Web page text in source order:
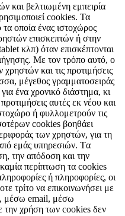
και βελτιωμένη εμπειρία
cookies. Τα
τα οποία ένας ιστοχώρος
επισκεπτών ή στην
κλπ) όταν επισκέπτονται
Με τον τρόπο αυτό, ο
χρηστών και τις προτιμήσεις
μέγεθος γραμματοσειράς
ένα χρονικό διάστημα, κι
αυτές εκ νέου και
ή φυλλομετρούν τις
cookies βοηθάει
των χρηστών, για τη
εμάς υπηρεσιών. Tα
την απόδοση και την
περίπτωση τα cookies
ή πληροφορίες, οι
τρίτο να επικοινωνήσει με
μέσω email, μέσω
χρήση των cookies δεν